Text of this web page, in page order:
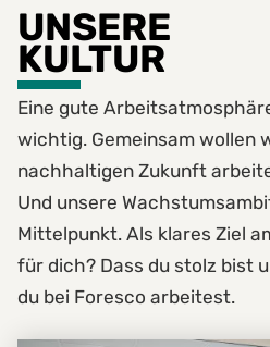
UNSERE
KULTUR
Eine gute
wichtig. Gemeinsam wollen
nachhaltigen Zukunft
Und unsere
Mittelpunkt. Als klares Ziel
für dich? Dass du stolz bist
du bei Foresco arbeitest.